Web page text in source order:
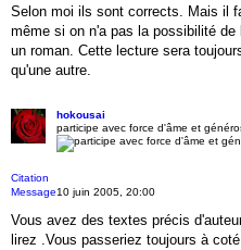
Selon moi ils sont corrects. Mais il
même si on n'a pas la possibilité
un roman. Cette lecture sera
qu'une autre.
hokousai
participe avec force d'âme et
Citation
Message10 juin 2005, 20:00
Vous avez des textes précis
lirez .Vous passeriez toujours à